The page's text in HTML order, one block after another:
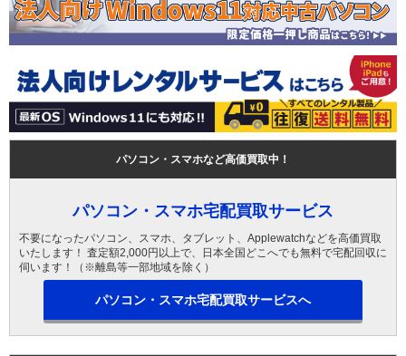
パソコン・スマホなど高価買取中！
パソコン・スマホ宅配買取サービス
不要になったパソコン、スマホ、タブレット、Applewatchなどを高価買取
いたします！ 査定額2,000円以上で、日本全国どこへでも無料で宅配回収に
伺います！（※離島等一部地域を除く）
パソコン・スマホ宅配買取サービスへ